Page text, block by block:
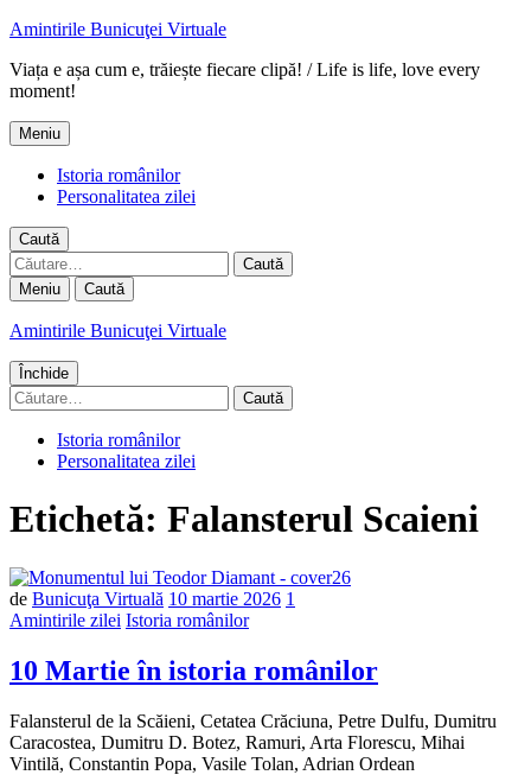
Amintirile Bunicuţei Virtuale
Viața e așa cum e, trăiește fiecare clipă! / Life is life, love every
moment!
Meniu
Istoria românilor
Personalitatea zilei
Caută
Caută
după:
Meniu Caută
Amintirile Bunicuţei Virtuale
Închide
Caută
după:
Istoria românilor
Personalitatea zilei
Etichetă: Falansterul Scaieni
de Bunicuţa Virtuală 10 martie 2026 1
Amintirile zilei Istoria românilor
10 Martie în istoria românilor
Falansterul de la Scăieni, Cetatea Crăciuna, Petre Dulfu, Dumitru
Caracostea, Dumitru D. Botez, Ramuri, Arta Florescu, Mihai
Vintilă, Constantin Popa, Vasile Tolan, Adrian Ordean